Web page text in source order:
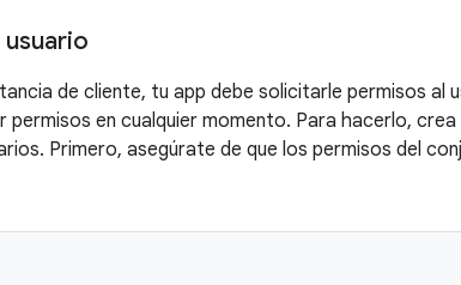
de cliente, tu app debe solicitarle permisos al
en cualquier momento. Para hacerlo,
Primero, asegúrate de que los permisos del